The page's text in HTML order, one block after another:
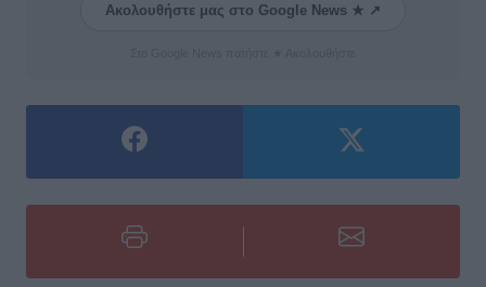
Ακολουθήστε μας στο Google News ★ ↗